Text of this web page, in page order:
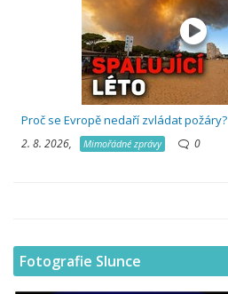
Proč se Evropě nedaří zvládat požáry?
2. 8. 2026, Mimořádné zprávy 0
Fotografie Slunce